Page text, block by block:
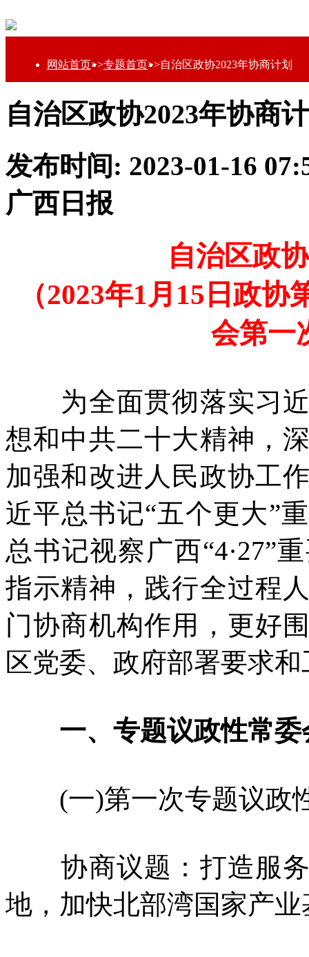
网站首页>>专题首页>>自治区政协2023年协商计划
自治区政协2023年协商
发布时间: 2023-01-16
广西日报
自治区政
（2023年1月15日政
会第一
为全面贯彻落实习近
想和中共二十大精神，
加强和改进人民政协工
近平总书记“五个更大”
总书记视察广西“4·27”
指示精神，践行全过程
门协商机构作用，更好
区党委、政府部署要求
一、专题议政性常委
(一)第一次专题议政
协商议题：打造服务
地，加快北部湾国家产